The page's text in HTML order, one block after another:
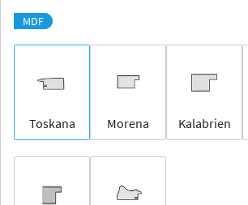
MDF
Toskana Morena Kalabrien